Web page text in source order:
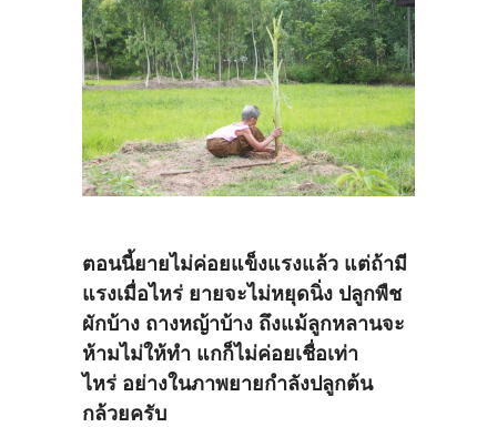
ตอนนี้ยายไม่ค่อยแข็งแรงแล้ว แต่ถ้ามี
แรงเมื่อไหร่ ยายจะไม่หยุดนิ่ง ปลูกพืช
ผักบ้าง ถางหญ้าบ้าง ถึงแม้ลูกหลานจะ
ห้ามไม่ให้ทำ แกก็ไม่ค่อยเชื่อเท่า
ไหร่ อย่างในภาพยายกำลังปลูกต้น
กล้วยครับ